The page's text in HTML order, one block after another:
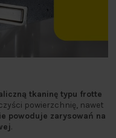
tkaninę typu frotte
powierzchnię, nawet
powoduje zarysowań na
.